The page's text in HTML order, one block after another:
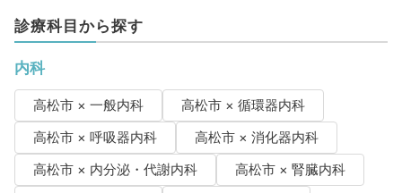
診療科目から探す
内科
高松市 × 一般内科
高松市 × 循環器内科
高松市 × 呼吸器内科
高松市 × 消化器内科
高松市 × 内分泌・代謝内科
高松市 × 腎臓内科